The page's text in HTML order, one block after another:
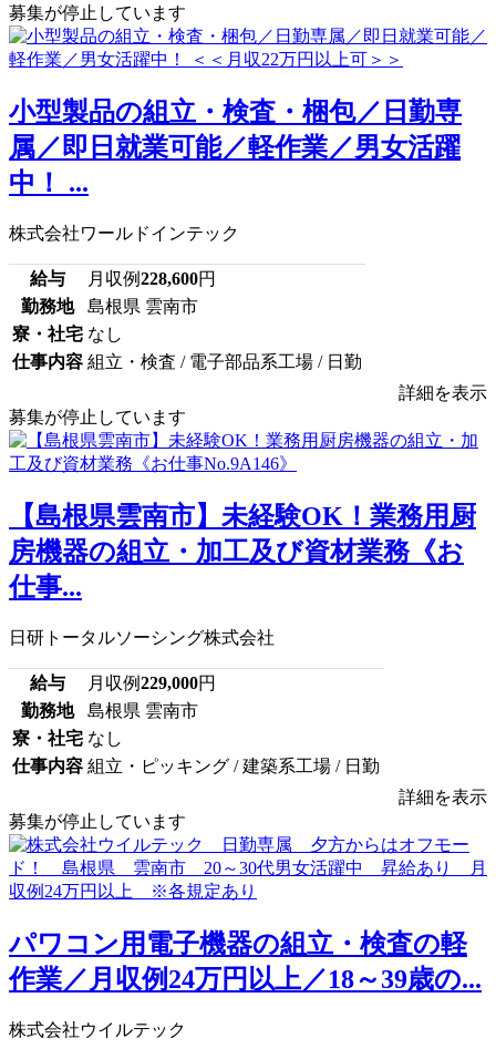
募集が停止しています
小型製品の組立・検査・梱包／日勤専
属／即日就業可能／軽作業／男女活躍
中！ ...
株式会社ワールドインテック
給与 月収例228,600円
勤務地
島根県 雲南市
寮・社宅 なし
仕事内容 組立・検査 / 電子部品系工場 / 日勤
詳細を表示
募集が停止しています
【島根県雲南市】未経験OK！業務用厨
房機器の組立・加工及び資材業務《お
仕事...
日研トータルソーシング株式会社
給与 月収例229,000円
勤務地
島根県 雲南市
寮・社宅 なし
仕事内容 組立・ピッキング / 建築系工場 / 日勤
詳細を表示
募集が停止しています
パワコン用電子機器の組立・検査の軽
作業／月収例24万円以上／18～39歳の...
株式会社ウイルテック